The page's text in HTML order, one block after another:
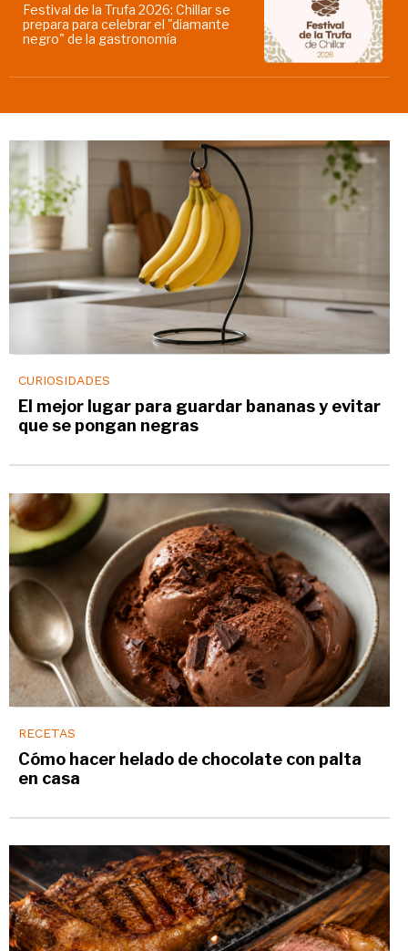
Festival de la Trufa 2026: Chillar se
prepara para celebrar el "diamante
negro" de la gastronomía
CURIOSIDADES
El mejor lugar para guardar bananas y evitar
que se pongan negras
RECETAS
Cómo hacer helado de chocolate con palta
en casa